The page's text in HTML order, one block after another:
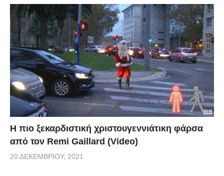
Η πιο ξεκαρδιστική χριστουγεννιάτικη φάρσα
από τον Remi Gaillard (Video)
20 ΔΕΚΕΜΒΡΊΟΥ, 2021